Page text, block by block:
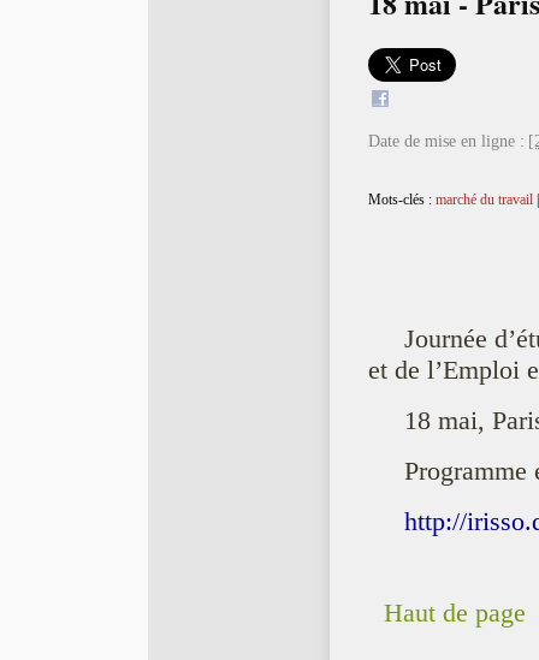
Date de mise en ligne :
Mots-clés : marché du travail
Journée
et de l’Emploi
18 mai,
Programme
http://
Haut de page